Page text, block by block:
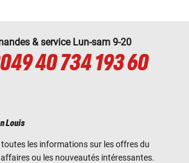
& service Lun-sam 9-20
40 734 193 60
Louis
toutes les informations sur les offres du
ou les nouveautés intéressantes.